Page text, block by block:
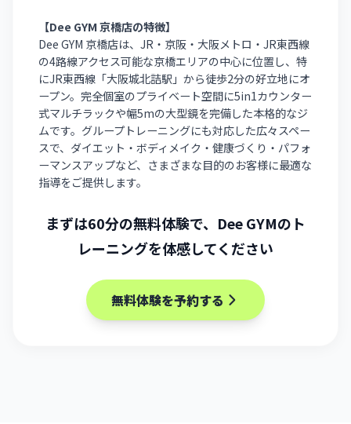
【Dee GYM 京橋店の特徴】
Dee GYM 京橋店は、JR・京阪・大阪メトロ・JR東西線
の4路線アクセス可能な京橋エリアの中心に位置し、特
にJR東西線「大阪城北詰駅」から徒歩2分の好立地にオ
ープン。完全個室のプライベート空間に5in1カウンター
式マルチラックや幅5mの大型鏡を完備した本格的なジ
ムです。グループトレーニングにも対応した広々スペー
スで、ダイエット・ボディメイク・健康づくり・パフォ
ーマンスアップなど、さまざまな目的のお客様に最適な
指導をご提供します。
まずは60分の無料体験で、Dee GYMのト
レーニングを体感してください
無料体験を予約する